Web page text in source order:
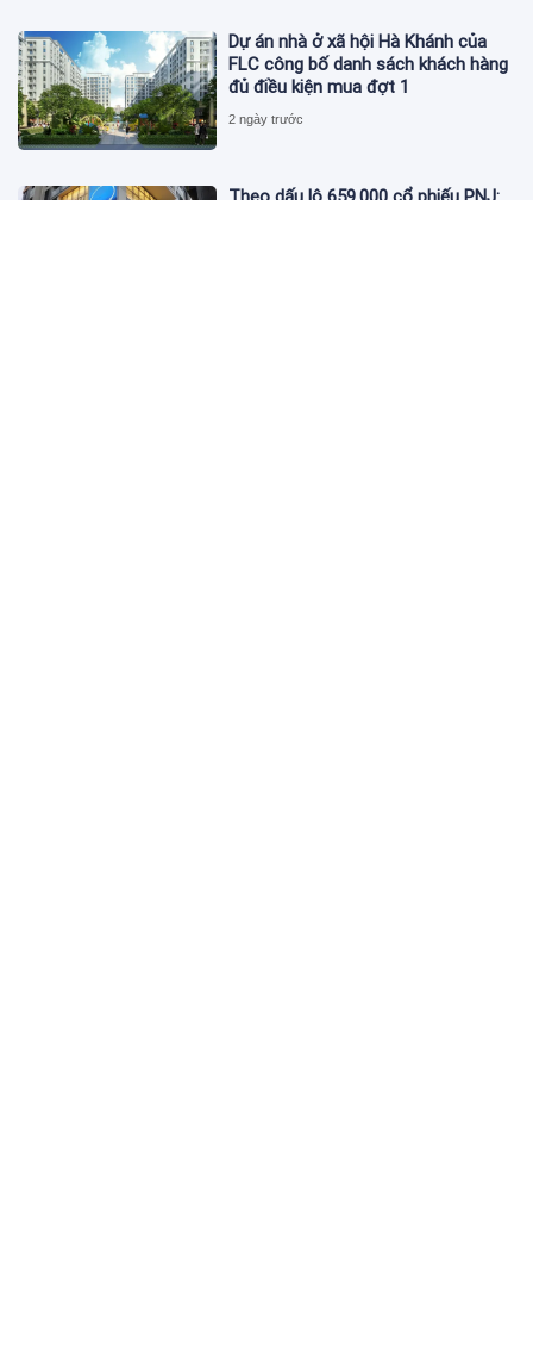
Dự án nhà ở xã hội Hà Khánh của
FLC công bố danh sách khách hàng
đủ điều kiện mua đợt 1
2 ngày trước
Theo dấu lô 659.000 cổ phiếu PNJ: